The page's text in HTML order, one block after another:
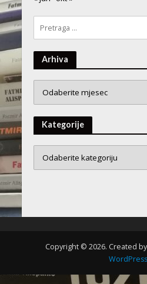
Arhiva
Kategorije
Copyright © 2026. Created by
WordPress